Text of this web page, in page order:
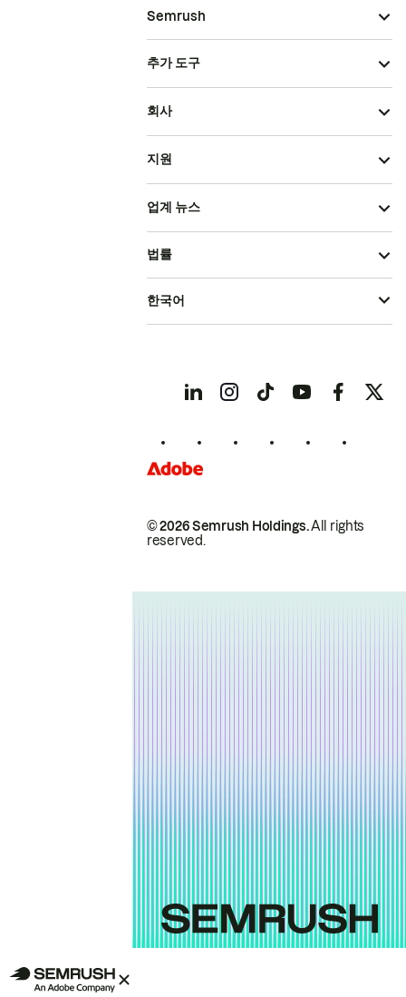
Semrush
추가 도구
회사
지원
업계 뉴스
© 2026 Semrush Holdings.All rights
reserved.
법률
한국어